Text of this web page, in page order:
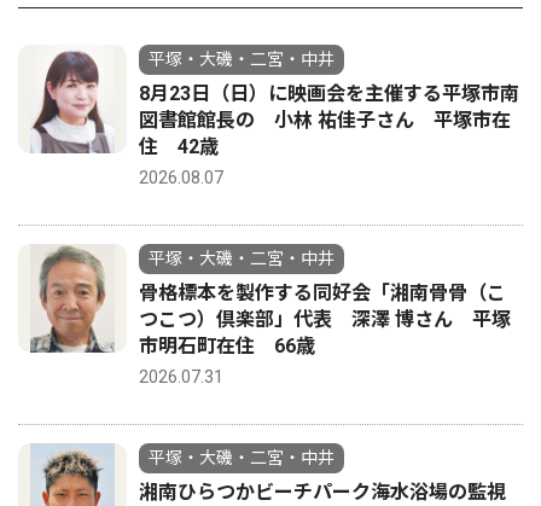
平塚・大磯・二宮・中井
8月23日（日）に映画会を主催する平塚市南
図書館館長の 小林 祐佳子さん 平塚市在
住 42歳
2026.08.07
平塚・大磯・二宮・中井
骨格標本を製作する同好会「湘南骨骨（こ
つこつ）倶楽部」代表 深澤 博さん 平塚
市明石町在住 66歳
2026.07.31
平塚・大磯・二宮・中井
湘南ひらつかビーチパーク海水浴場の監視